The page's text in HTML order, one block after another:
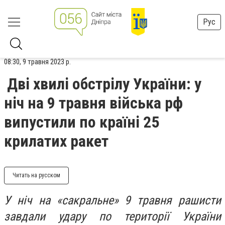
Рус
08:30, 9 травня 2023 р.
Дві хвилі обстрілу України: у
ніч на 9 травня війська рф
випустили по країні 25
крилатих ракет
Читать на русском
У ніч на «сакральне» 9 травня рашисти
завдали удару по території України